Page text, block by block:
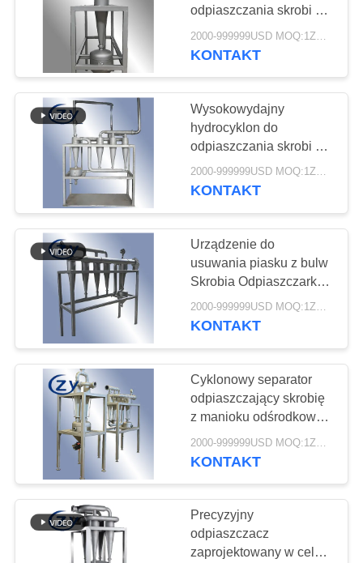
SITEMAP
PRIVACY
POLICYPompa odśrodkowa
i skrzynia biegów
Automatyczny
miernik przepływu
11
Maszyny do
przetwarzania mąki
ziemniaczanej
5
odpiaszczania skrobi z
manioku, usuwania
piasku i zanieczyszczeń
2000-999999USD MOQ:1ZESTAW
KONTAKT
Wysokowydajny
hydrocyklon do
odpiaszczania skrobi z
manioku, usuwania
piasku i zanieczyszczeń
2000-999999USD MOQ:1ZESTAW
KONTAKT
Urządzenie do
usuwania piasku z bulw
Skrobia Odpiaszczarka
odśrodkowa do
oczyszczania zawiesiny
2000-999999USD MOQ:1ZESTAW
KONTAKT
Cyklonowy separator
odpiaszczający skrobię
z manioku odśrodkowo
oddziela
zanieczyszczenia
KONTAKT
Precyzyjny
odpiaszczacz
zaprojektowany w celu